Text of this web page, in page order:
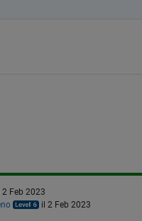
2 Feb 2023
il 2 Feb 2023